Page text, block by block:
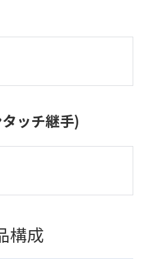
ッチ継手)
構成